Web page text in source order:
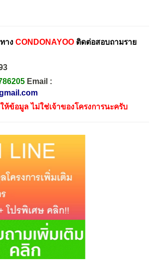
าง CONDONAYOO ติดต่อสอบถามราย
Email :
ห้ข้อมูล ไม่ใช่เจ้าของโครงการนะครับ